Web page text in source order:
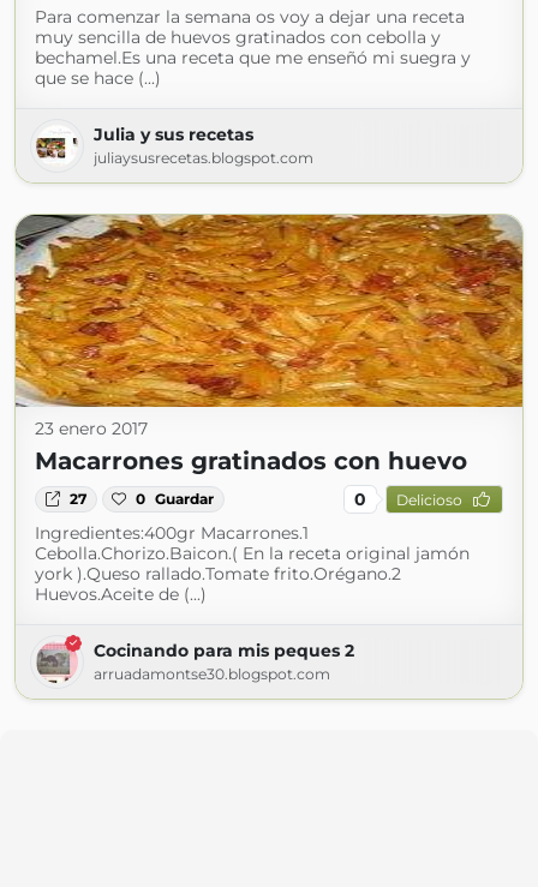
Para comenzar la semana os voy a dejar una receta
muy sencilla de huevos gratinados con cebolla y
bechamel.Es una receta que me enseñó mi suegra y
que se hace (...)
Julia y sus recetas
juliaysusrecetas.blogspot.com
23 enero 2017
Macarrones gratinados con huevo
27 0 Guardar 0 Delicioso
Ingredientes:400gr Macarrones.1
Cebolla.Chorizo.Baicon.( En la receta original jamón
york ).Queso rallado.Tomate frito.Orégano.2
Huevos.Aceite de (...)
Cocinando para mis peques 2
arruadamontse30.blogspot.com